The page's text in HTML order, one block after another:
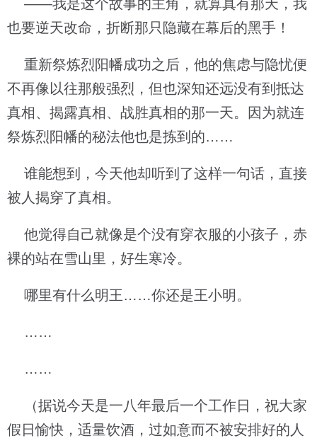
——我是这个故事的主角，就算真有那天，我
也要逆天改命，折断那只隐藏在幕后的黑手！
重新祭炼烈阳幡成功之后，他的焦虑与隐忧便
不再像以往那般强烈，但也深知还远没有到抵达
真相、揭露真相、战胜真相的那一天。因为就连
祭炼烈阳幡的秘法他也是拣到的……
谁能想到，今天他却听到了这样一句话，直接
被人揭穿了真相。
他觉得自己就像是个没有穿衣服的小孩子，赤
裸的站在雪山里，好生寒冷。
哪里有什么明王……你还是王小明。
……
……
（据说今天是一八年最后一个工作日，祝大家
假日愉快，适量饮酒，过如意而不被安排好的人